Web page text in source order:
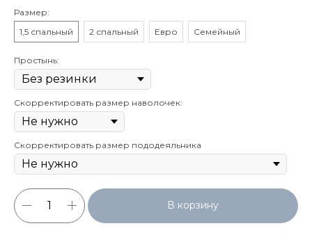
Размер:
1,5 спальный
2 спальный Евро Семейный
Простынь:
Скорректировать размер наволочек:
Скорректировать размер пододеяльника
В корзину